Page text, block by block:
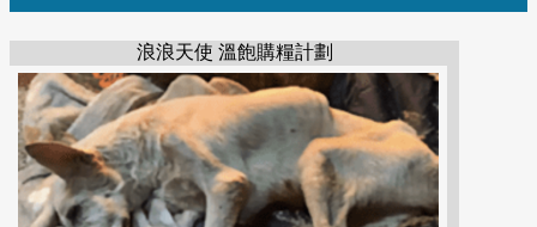
發
表
文
章
浪浪天使 溫飽購糧計劃